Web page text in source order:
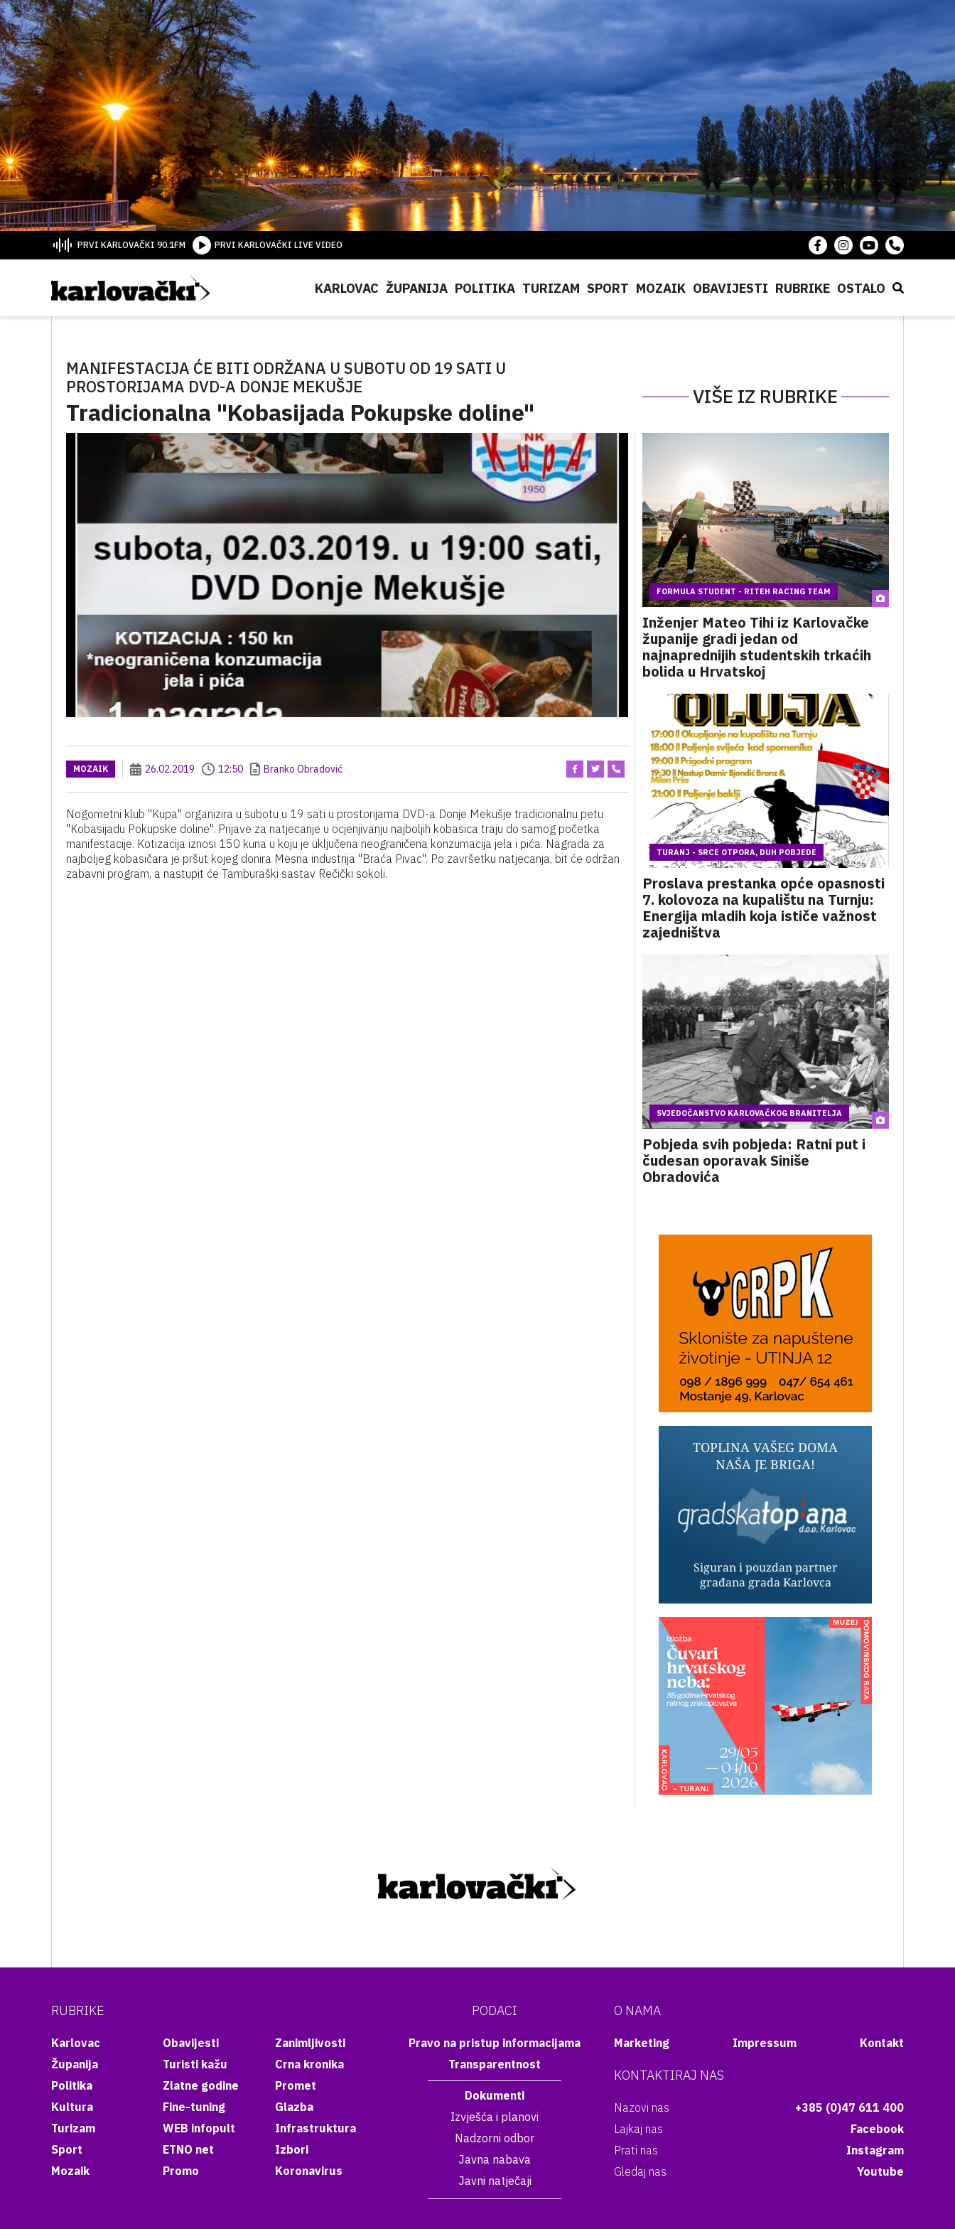
PRVI KARLOVAČKI 90.1FM PRVI KARLOVAČKI LIVE VIDEO
KARLOVAC ŽUPANIJA POLITIKA TURIZAM SPORT MOZAIK OBAVIJESTI RUBRIKE OSTALO
MANIFESTACIJA ĆE BITI ODRŽANA U SUBOTU OD 19 SATI U
PROSTORIJAMA DVD-A DONJE MEKUŠJE
Tradicionalna "Kobasijada Pokupske doline"
VIŠE IZ RUBRIKE
MOZAIK 26.02.2019 12:50 Branko Obradović
Nogometni klub "Kupa" organizira u subotu u 19 sati u prostorijama DVD-a Donje Mekušje tradicionalnu petu
"Kobasijadu Pokupske doline". Prijave za natjecanje u ocjenjivanju najboljih kobasica traju do samog početka
manifestacije. Kotizacija iznosi 150 kuna u koju je uključena neograničena konzumacija jela i pića. Nagrada za
najboljeg kobasičara je pršut kojeg donira Mesna industrija "Braća Pivac". Po završetku natjecanja, bit će održan
zabavni program, a nastupit će Tamburaški sastav Rečički sokoli.
FORMULA STUDENT - RITEH RACING TEAM
Inženjer Mateo Tihi iz Karlovačke
županije gradi jedan od
najnaprednijih studentskih trkaćih
bolida u Hrvatskoj
TURANJ - SRCE OTPORA, DUH POBJEDE
Proslava prestanka opće opasnosti
7. kolovoza na kupalištu na Turnju:
Energija mladih koja ističe važnost
zajedništva
SVJEDOČANSTVO KARLOVAČKOG BRANITELJA
Pobjeda svih pobjeda: Ratni put i
čudesan oporavak Siniše
Obradovića
RUBRIKE
Karlovac
Županija
Politika
Kultura
Turizam
Sport
Mozaik
Obavijesti
Turisti kažu
Zlatne godine
Fine-tuning
WEB infopult
ETNO net
Promo
Zanimljivosti
Crna kronika
Promet
Glazba
Infrastruktura
Izbori
Koronavirus
PODACI
Pravo na pristup informacijama
Transparentnost
Dokumenti
Izvješća i planovi
Nadzorni odbor
Javna nabava
Javni natječaji
O NAMA
Marketing Impressum Kontakt
KONTAKTIRAJ NAS
Nazovi nas
+385 (0)47 611 400
Lajkaj nas
Facebook
Prati nas
Instagram
Gledaj nas
Youtube